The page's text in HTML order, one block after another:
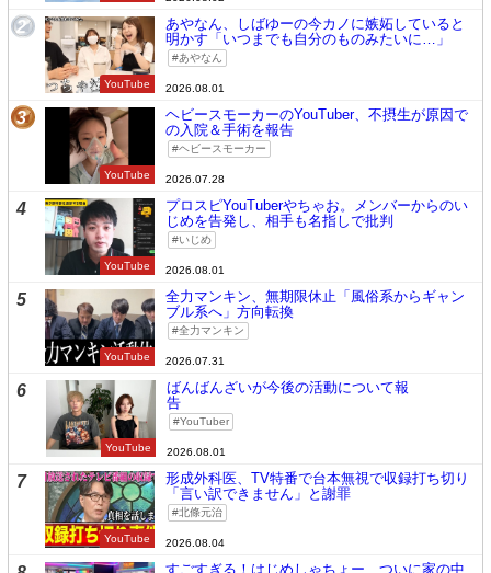
2
YouTube
あやなん、しばゆーの今カノに嫉妬していると
明かす「いつまでも自分のものみたいに…」
あやなん
2026.08.01
3
YouTube
ヘビースモーカーのYouTuber、不摂生が原因で
の入院＆手術を報告
ヘビースモーカー
2026.07.28
4
YouTube
プロスピYouTuberやちゃお。メンバーからのい
じめを告発し、相手も名指しで批判
いじめ
2026.08.01
5
YouTube
全力マンキン、無期限休止「風俗系からギャン
ブル系へ」方向転換
全力マンキン
2026.07.31
6
YouTube
ばんばんざいが今後の活動について報
告
YouTuber
2026.08.01
7
YouTube
形成外科医、TV特番で台本無視で収録打ち切り
「言い訳できません」と謝罪
北條元治
2026.08.04
すごすぎる！はじめしゃちょー、ついに家の中